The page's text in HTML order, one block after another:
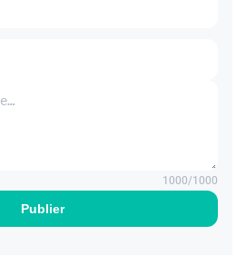
Publier
1000/1000